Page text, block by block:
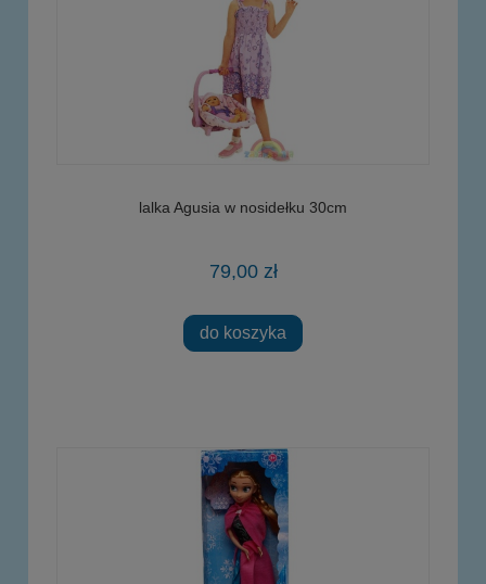
lalka Agusia w nosidełku 30cm
79,00 zł
do koszyka